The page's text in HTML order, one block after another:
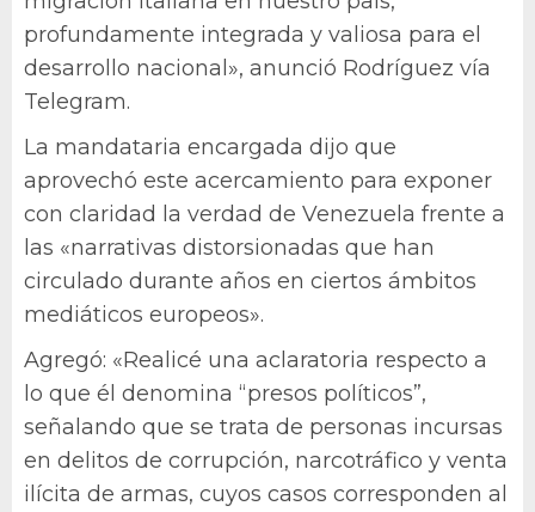
profundamente integrada y valiosa para el
desarrollo nacional», anunció Rodríguez vía
Telegram.
La mandataria encargada dijo que
aprovechó este acercamiento para exponer
con claridad la verdad de Venezuela frente a
las «narrativas distorsionadas que han
circulado durante años en ciertos ámbitos
mediáticos europeos».
Agregó: «Realicé una aclaratoria respecto a
lo que él denomina “presos políticos”,
señalando que se trata de personas incursas
en delitos de corrupción, narcotráfico y venta
ilícita de armas, cuyos casos corresponden al